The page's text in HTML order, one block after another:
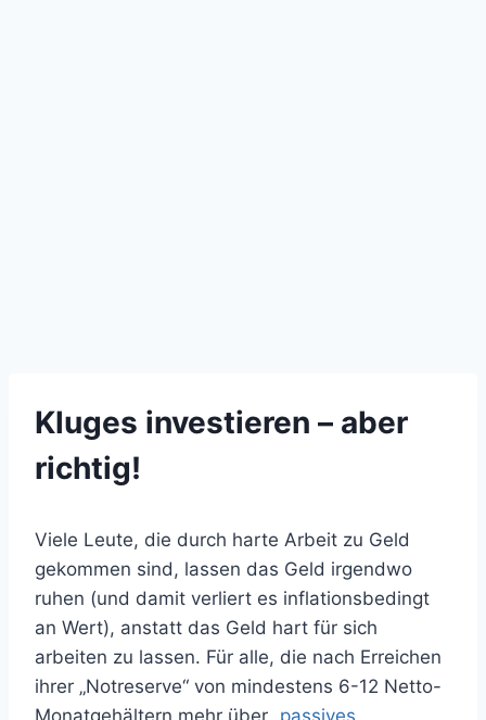
Kluges investieren – aber
richtig!
Viele Leute, die durch harte Arbeit zu Geld
gekommen sind, lassen das Geld irgendwo
ruhen (und damit verliert es inflationsbedingt
an Wert), anstatt das Geld hart für sich
arbeiten zu lassen. Für alle, die nach Erreichen
ihrer „Notreserve“ von mindestens 6-12 Netto-
Monatgehältern mehr über „passives